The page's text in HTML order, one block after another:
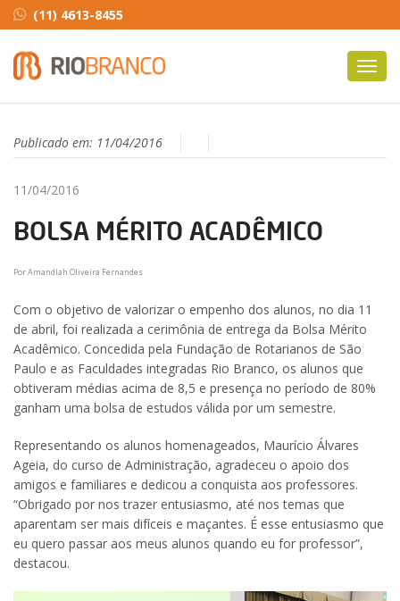
(11) 4613-8455
Publicado em: 11/04/2016
11/04/2016
BOLSA MÉRITO ACADÊMICO
Por Amandlah Oliveira Fernandes
Com o objetivo de valorizar o empenho dos alunos, no dia 11
de abril, foi realizada a cerimônia de entrega da Bolsa Mérito
Acadêmico. Concedida pela Fundação de Rotarianos de São
Paulo e as Faculdades integradas Rio Branco, os alunos que
obtiveram médias acima de 8,5 e presença no período de 80%
ganham uma bolsa de estudos válida por um semestre.
Representando os alunos homenageados, Maurício Álvares
Ageia, do curso de Administração, agradeceu o apoio dos
amigos e familiares e dedicou a conquista aos professores.
“Obrigado por nos trazer entusiasmo, até nos temas que
aparentam ser mais difíceis e maçantes. É esse entusiasmo que
eu quero passar aos meus alunos quando eu for professor”,
destacou.